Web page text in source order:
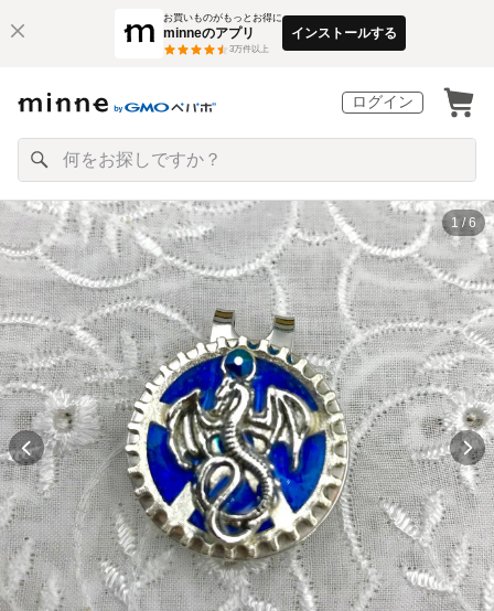
お買いものがもっとお得に
minneのアプリ
3万件以上
インストールする
ログイン
1 / 6